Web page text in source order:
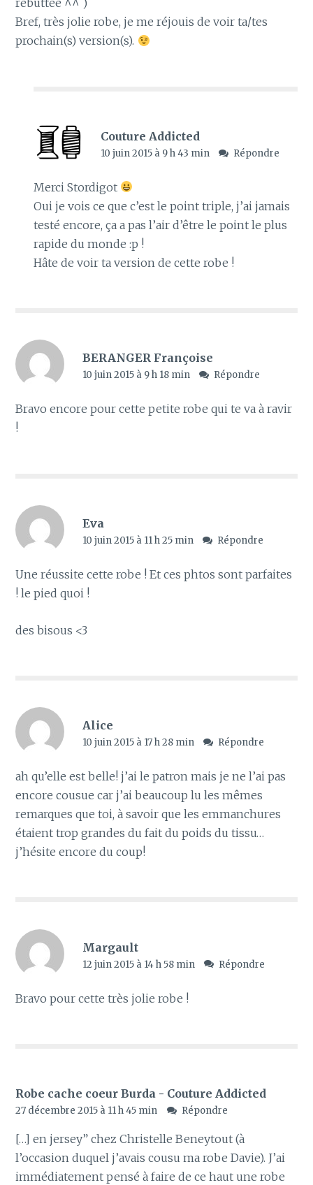
rebuttée ^^ )
Bref, très jolie robe, je me réjouis de voir ta/tes
prochain(s) version(s).
Couture Addicted
10 juin 2015 à 9 h 43 min Répondre
Merci Stordigot
Oui je vois ce que c’est le point triple, j’ai jamais
testé encore, ça a pas l’air d’être le point le plus
rapide du monde :p !
Hâte de voir ta version de cette robe !
BERANGER Françoise
10 juin 2015 à 9 h 18 min Répondre
Bravo encore pour cette petite robe qui te va à ravir
!
Eva
10 juin 2015 à 11 h 25 min Répondre
Une réussite cette robe ! Et ces phtos sont parfaites
! le pied quoi !
des bisous <3
Alice
10 juin 2015 à 17 h 28 min Répondre
ah qu’elle est belle! j’ai le patron mais je ne l’ai pas
encore cousue car j’ai beaucoup lu les mêmes
remarques que toi, à savoir que les emmanchures
étaient trop grandes du fait du poids du tissu…
j’hésite encore du coup!
Margault
12 juin 2015 à 14 h 58 min Répondre
Bravo pour cette très jolie robe !
Robe cache coeur Burda - Couture Addicted
27 décembre 2015 à 11 h 45 min Répondre
[…] en jersey” chez Christelle Beneytout (à
l’occasion duquel j’avais cousu ma robe Davie). J’ai
immédiatement pensé à faire de ce haut une robe